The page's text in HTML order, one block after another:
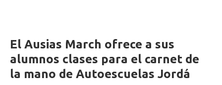
El Ausias March ofrece a sus
alumnos clases para el carnet de
la mano de Autoescuelas Jordá